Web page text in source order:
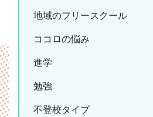
地域のフリースクール
ココロの悩み
進学
勉強
不登校タイプ